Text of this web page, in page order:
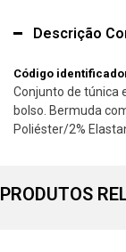
Descrição
Código
Conjunto de túnica
bolso. Bermuda
Poliéster/2%
PRODUTOS